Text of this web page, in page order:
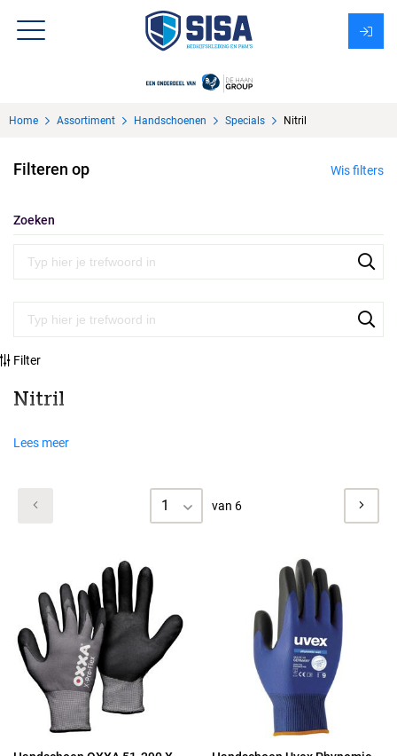
Over Sisa
KMS
Uitzendbureau?
Home Assortiment Handschoenen Specials Nitril
Filteren op Wis filters
Zoeken
Filter
Nitril
Lees meer
1 van 6